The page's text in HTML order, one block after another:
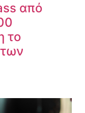
από
το